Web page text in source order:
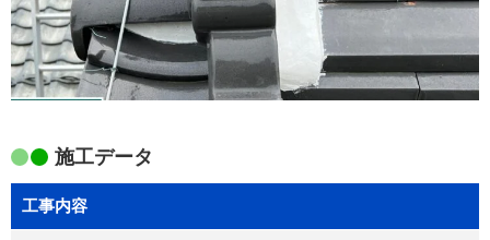
施工データ
工事内容